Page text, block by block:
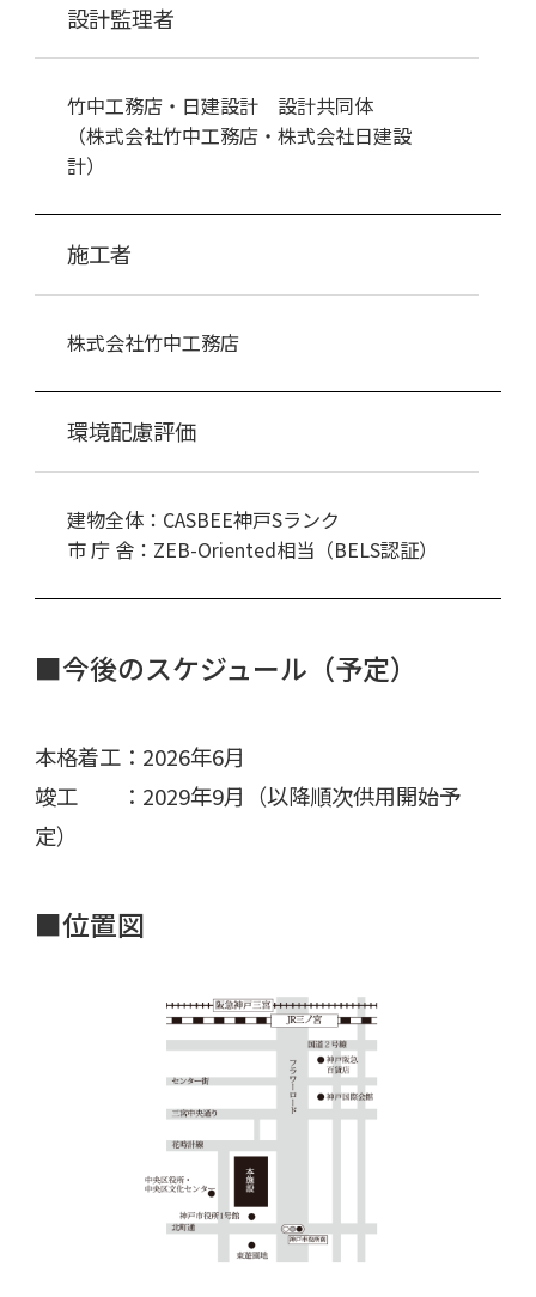
設計監理者
竹中工務店・日建設計 設計共同体
（株式会社竹中工務店・株式会社日建設
計）
施工者
株式会社竹中工務店
環境配慮評価
建物全体：CASBEE神戸Sランク
市 庁 舎：ZEB-Oriented相当（BELS認証）
■今後のスケジュール（予定）
本格着工： 2026年6月
竣工 ： 2029年9月（以降順次供用開始予
定）
■位置図